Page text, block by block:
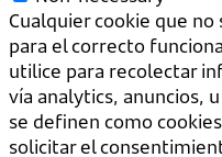
Cualquier cookie que
para el correcto
utilice para recolectar
vía analytics, anuncios,
se definen como
solicitar el